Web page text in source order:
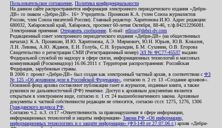
Пользовательское соглашение Политика конфиденциальности
На данном сайте распространяется информация электронного периодического издания «Дебри-
ДВ» со знаком «Дебри-ДВ». 16+ Учредитель: Пронякин К.А. (член Союза журналистов
России, член Союза писателей России). Главный редактор: Харитонова И.Ю. Адрес редакции:
680032, Хабаровский край, Хабаровск, проспект 60-летия Октября, 88-46, т./ф.84212296081.
Электронная приемная: Отправить сообщение . E-mail: editor@debri-dv.com
Редакционный совет электронного периодического издания «Дебри-ДВ» (на общественных
началах): К.А. Пронякин, И.Ю. Харитонова, А.Э. Мирмович, Ю.Н. Юрьев, Ю.В. Ковалев,
Л.Н. Левина, А.Ю. Жданов, Е.Н. Голубь, С.Н. Бурындин, Б.М. Сухинин, О.В. Егорова
Свидетельство о регистрации СМИ (Регистрационный номер) ЭЛ № ФС77-45537 выдано
Федеральной службой по надзору в сфере связи, информационных технологий и массовых
коммуникаций (Роскомнадзор) 16.06.2011 г. Территория распространения: Российская
Федерация, зарубежные страны.
В 2006 г. проект «Дебри-ДВ» был создан как электронный частный архив, в соответствии с ФЗ
№ 125 «Об архивном деле в Российской Федерации» , согласно п. 2 ст. 13 «Создание архивов».
Основной фонд архива составляют публикации газет и журналов, изданные книги, а также
рукописи по дальневосточной (РФ) тематике. Доступ к архивным документам является
открытым в электронном виде, согласно п. 1 ст. 24 вышеобозначенного закона. Архивные
документы к частной собственности редакции не относятся, согласно ст.ст. 1275, 1276, 1306
Гражданского кодекса РФ
Согласно ч.2. п.3. ст.17 «Ответственность за правонарушения в сфере информации,
информационных технологий и защиты информации» Закона РФ «Об информации,
информационных технологиях и о защите информации» (ФЗ-149 от 27.07.06 г.) архив «Дебри-